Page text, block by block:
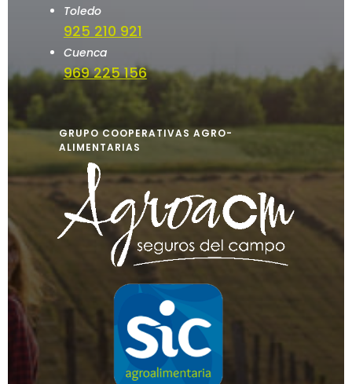
Toledo
925 210 921
Cuenca
969 225 156
GRUPO COOPERATIVAS AGRO-
ALIMENTARIAS